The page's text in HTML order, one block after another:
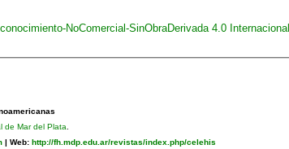
NoComercial-SinObraDerivada 4.0 Internacional
de Mar del Plata
| Web: http://fh.mdp.edu.ar/revistas/index.php/celehis